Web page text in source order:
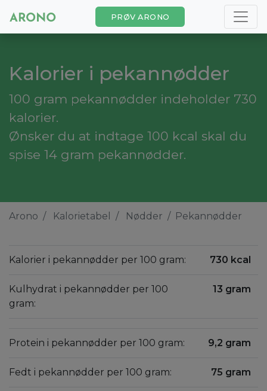
PRØV ARONO
Kalorier i pekannødder
100 gram pekannødder indeholder 730
kalorier.
Ønsker du at indtage 100 kcal skal du
spise 14 gram pekannødder.
Arono Kalorietabel Nødder Pekannødder
Kalorier i pekannødder per 100 gram: 730 kcal
Kulhydrat i pekannødder per 100
gram:
13 gram
Protein i pekannødder per 100 gram: 9,2 gram
Fedt i pekannødder per 100 gram: 75 gram